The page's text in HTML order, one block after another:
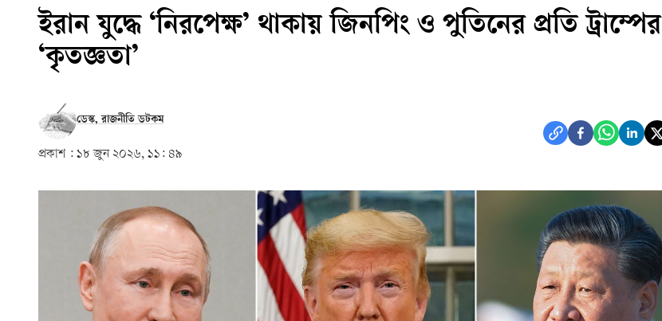
ইরান যুদ্ধে ‘নিরপেক্ষ’ থাকায় জিনপিং ও পুতিনের প্রতি ট্রাম্পের
‘কৃতজ্ঞতা’
ডেস্ক, রাজনীতি ডটকম
প্রকাশ : ১৮ জুন ২০২৬, ১১: ৪৯